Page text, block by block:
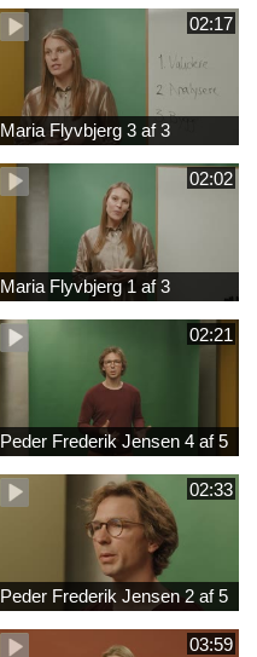
02:17
Maria Flyvbjerg 3 af 3
02:02
Maria Flyvbjerg 1 af 3
02:21
Peder Frederik Jensen 4 af 5
02:33
Peder Frederik Jensen 2 af 5
03:59